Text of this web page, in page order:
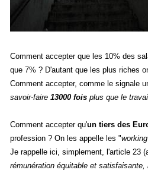
Comment accepter que les 10% des
que 7% ? D'autant que les plus riches
Comment accepter, comme le signale
savoir-faire 13000 fois plus que le
Comment accepter qu'un tiers des
profession ? On les appelle les "
Je rappelle ici, simplement, l'article 23
rémunération équitable et